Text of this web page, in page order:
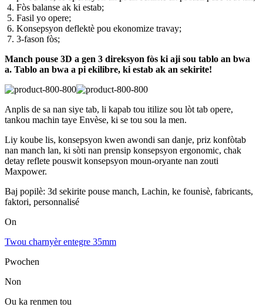
Fòs balanse ak ki estab;
Fasil yo opere;
Konsepsyon deflektè pou ekonomize travay;
3-fason fòs;
Manch pouse 3D a gen 3 direksyon fòs ki aji sou tablo an bwa
a. Tablo an bwa a pi ekilibre, ki estab ak an sekirite!
Anplis de sa nan siye tab, li kapab tou itilize sou lòt tab opere,
tankou machin taye Envèse, ki se tou sou la men.
Liy koube lis, konsepsyon kwen awondi san danje, priz konfòtab
nan manch lan, ki sòti nan prensip konsepsyon ergonomic, chak
detay reflete pouswit konsepsyon moun-oryante nan zouti
Maxpower.
Baj popilè: 3d sekirite pouse manch, Lachin, ke founisè, fabricants,
faktori, personnalisé
On
Twou charnyèr entegre 35mm
Pwochen
Non
Ou ka renmen tou